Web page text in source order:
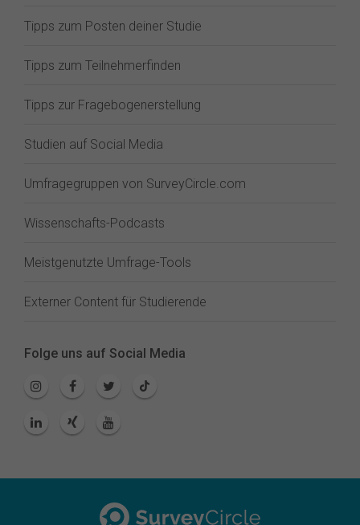
Tipps zum Posten deiner Studie
Tipps zum Teilnehmerfinden
Tipps zur Fragebogenerstellung
Studien auf Social Media
Umfragegruppen von SurveyCircle.com
Wissenschafts-Podcasts
Meistgenutzte Umfrage-Tools
Externer Content für Studierende
Folge uns auf Social Media